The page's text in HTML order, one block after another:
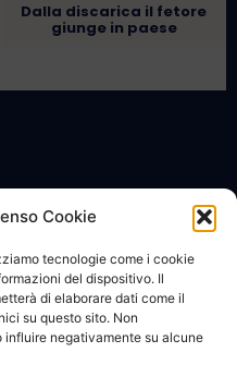
Cookie
tecnologie come i cookie
del dispositivo. Il
di elaborare dati come il
su questo sito. Non
negativamente su alcune
Dalla discarica il fetore
giunge in paese
POLICY PRIVACY